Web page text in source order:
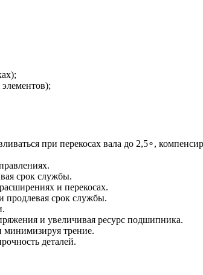
при перекосах вала до 2,5∘,
срок службы.
и перекосах.
продлевая срок службы.
и увеличивая ресурс подшипника.
минимизируя трение.
деталей.